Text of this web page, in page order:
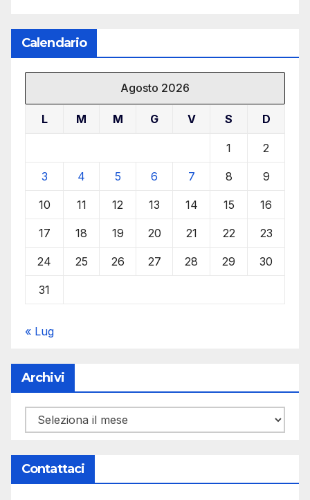
Calendario
Agosto 2026
L M M G V S D
1 2
3 4 5 6 7 8 9
10 11 12 13 14 15 16
17 18 19 20 21 22 23
24 25 26 27 28 29 30
31
« Lug
Archivi
Archivi
Contattaci